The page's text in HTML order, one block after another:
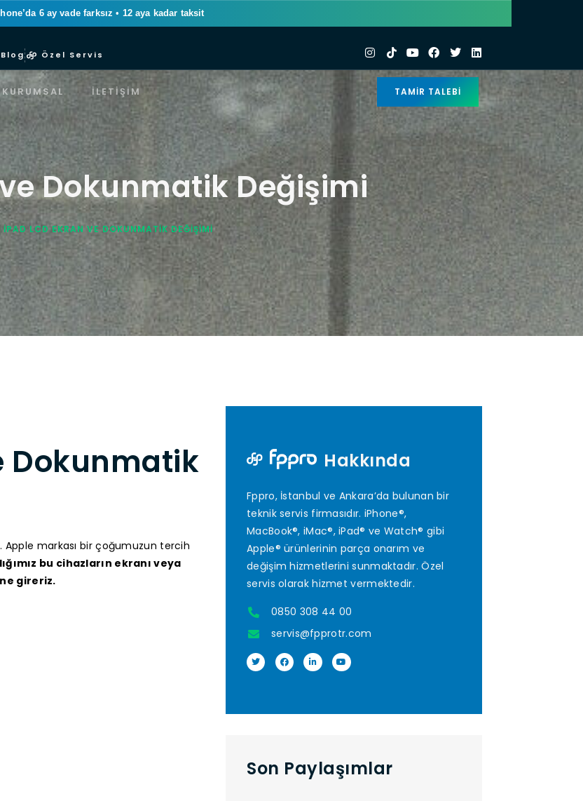
6 ay vade farksız • 12 aya kadar taksit
Blog Özel Servis
KURUMSAL İLETIŞIM TAMIR TALEBI
Dokunmatik Değişimi
IPAD LCD EKRAN VE DOKUNMATIK DEĞIŞIMI
Dokunmatik
markası bir çoğumuzun tercih
bu cihazların ekranı veya
gireriz.
Hakkında
Fppro, İstanbul ve Ankara’da bulunan bir
teknik servis firmasıdır. iPhone®,
MacBook®, iMac®, iPad® ve Watch® gibi
Apple® ürünlerinin parça onarım ve
değişim hizmetlerini sunmaktadır. Özel
servis olarak hizmet vermektedir.
0850 308 44 00
servis@fpprotr.com
Son Paylaşımlar